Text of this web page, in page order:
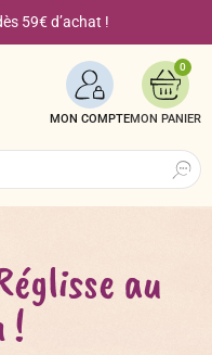
59€ d’achat !
MON COMPTE
0
au
!